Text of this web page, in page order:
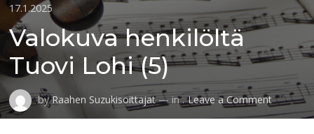
Posted
on
17.1.2025
Valokuva henkilöltä
Tuovi Lohi (5)
byRaahen Suzukisoittajat— in . Leave a Commenton
Valokuva